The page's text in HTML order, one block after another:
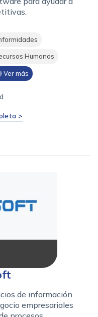
Humanos
Ver más
>
de información
empresariales